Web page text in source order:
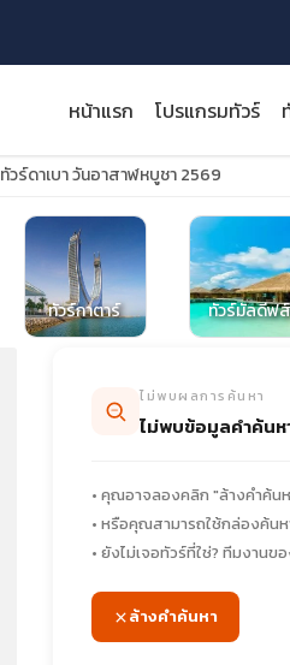
หน้าแรก โปรแกรมทัวร์
close
ทัวร์ดาเบา วันอาสาฬหบูชา 2569
ทัวร์กาตาร์ ทัวร์มัลดีฟส์
ไม่พบผลการค้นหา
ไม่พบข้อมูลคำค้นห
• คุณอาจลองคลิก "ล้างคำค้น
• หรือคุณสามารถใช้กล่องค้น
• ยังไม่เจอทัวร์ที่ใช่? ทีมงานข
ล้างคำค้นหา